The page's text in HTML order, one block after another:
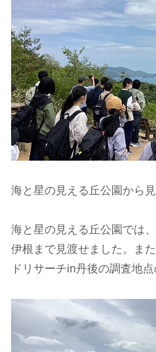
海と星の見える丘公園から
海と星の見える丘公園では
伊根まで見渡せました。ま
ドリサーチin丹後の調査地